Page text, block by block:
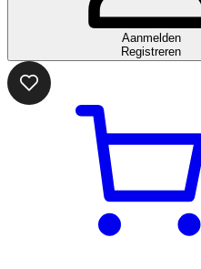
Aanmelden
Registreren